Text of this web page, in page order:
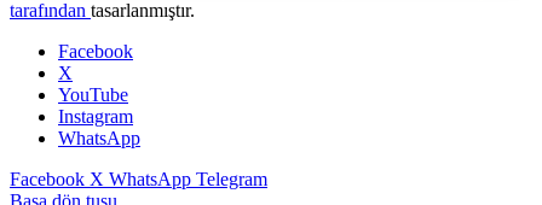
tarafından tasarlanmıştır.
Facebook
X
YouTube
Instagram
WhatsApp
Facebook X WhatsApp Telegram
Başa dön tuşu